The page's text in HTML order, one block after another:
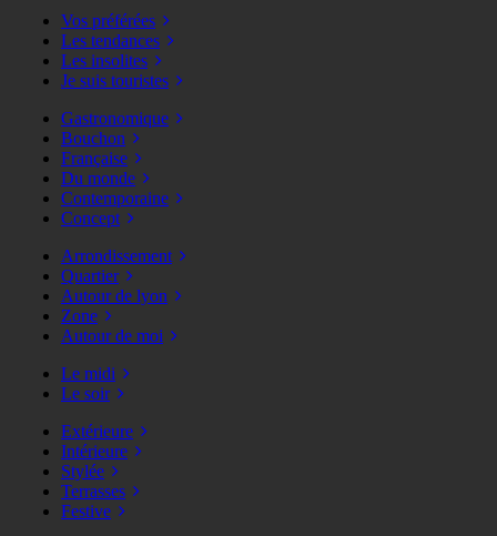
Vos préférées
Les tendances
Les insolites
Je suis touristes
Gastronomique
Bouchon
Française
Du monde
Contemporaine
Concept
Arrondissement
Quartier
Autour de lyon
Zone
Autour de moi
Le midi
Le soir
Extérieure
Intérieure
Stylée
Terrasses
Festive